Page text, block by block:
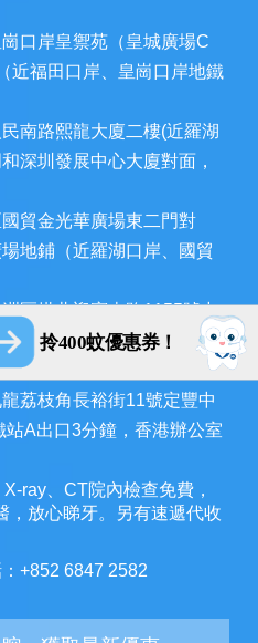
拎400蚊優惠券！
口岸皇禦苑（皇城廣場C
近福田口岸、皇崗口岸地鐵
南路熙龍大廈二樓(近羅湖
深圳發展中心大廈對面，
貿金光華廣場東二門對
地鋪（近羅湖口岸、國貿
區拱北迎賓南路1155號中
口岸，迎賓百貨廣場對
荔枝角長裕街11號定豐中
A出口3分鐘，香港辦公室
ray、CT院內檢查免費，
，放心睇牙。另有速遞代收
+852 6847 2582